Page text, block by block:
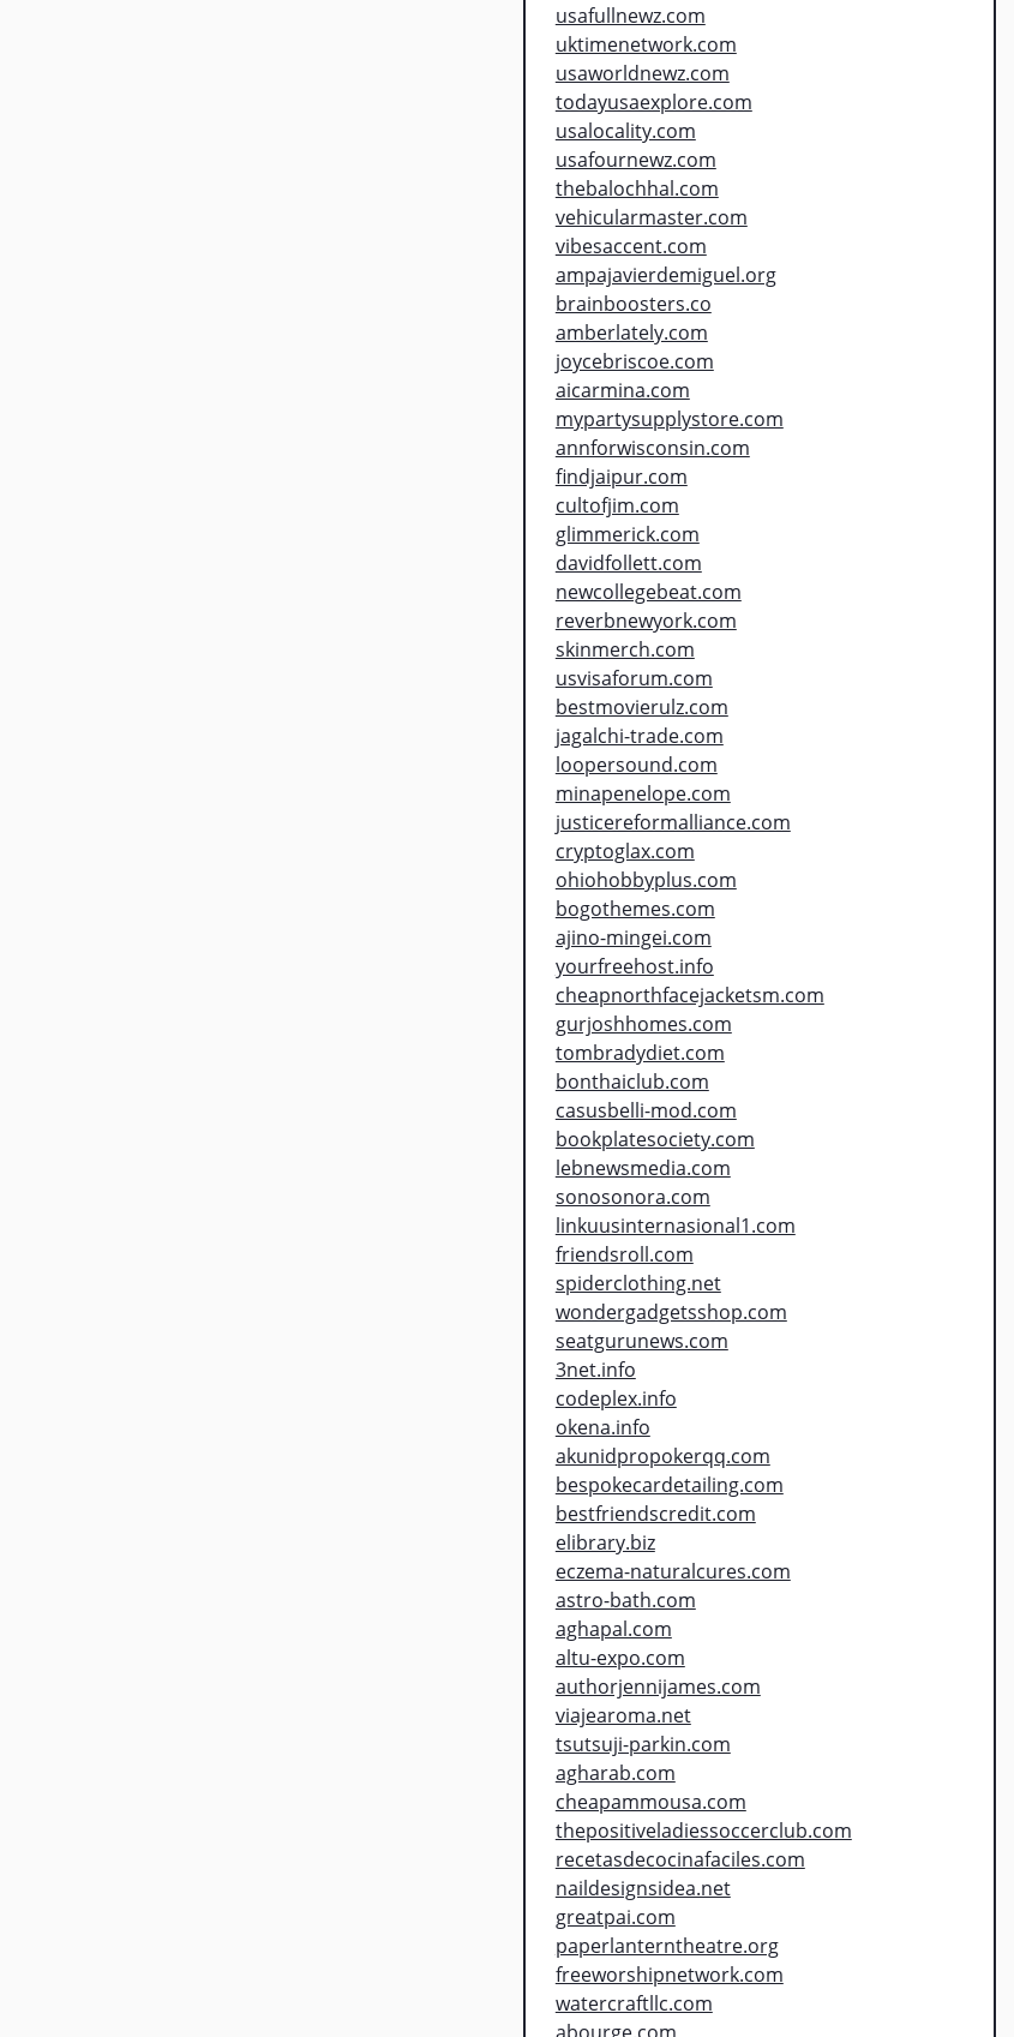
usafullnewz.com
uktimenetwork.com
usaworldnewz.com
todayusaexplore.com
usalocality.com
usafournewz.com
thebalochhal.com
vehicularmaster.com
vibesaccent.com
ampajavierdemiguel.org
brainboosters.co
amberlately.com
joycebriscoe.com
aicarmina.com
mypartysupplystore.com
annforwisconsin.com
findjaipur.com
cultofjim.com
glimmerick.com
davidfollett.com
newcollegebeat.com
reverbnewyork.com
skinmerch.com
usvisaforum.com
bestmovierulz.com
jagalchi-trade.com
loopersound.com
minapenelope.com
justicereformalliance.com
cryptoglax.com
ohiohobbyplus.com
bogothemes.com
ajino-mingei.com
yourfreehost.info
cheapnorthfacejacketsm.com
gurjoshhomes.com
tombradydiet.com
bonthaiclub.com
casusbelli-mod.com
bookplatesociety.com
lebnewsmedia.com
sonosonora.com
linkuusinternasional1.com
friendsroll.com
spiderclothing.net
wondergadgetsshop.com
seatgurunews.com
3net.info
codeplex.info
okena.info
akunidpropokerqq.com
bespokecardetailing.com
bestfriendscredit.com
elibrary.biz
eczema-naturalcures.com
astro-bath.com
aghapal.com
altu-expo.com
authorjennijames.com
viajearoma.net
tsutsuji-parkin.com
agharab.com
cheapammousa.com
thepositiveladiessoccerclub.com
recetasdecocinafaciles.com
naildesignsidea.net
greatpai.com
paperlanterntheatre.org
freeworshipnetwork.com
watercraftllc.com